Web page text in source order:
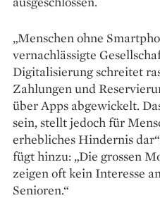
„Menschen ohne
vernachlässigte
Digitalisierung schreitet
Zahlungen und
über Apps abgewickelt.
sein, stellt jedoch für
erhebliches Hindernis
fügt hinzu: „Die grossen
zeigen oft kein Interesse
Senioren.“